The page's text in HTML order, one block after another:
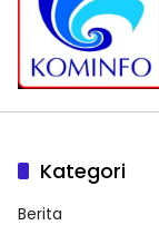
Kategori
Berita